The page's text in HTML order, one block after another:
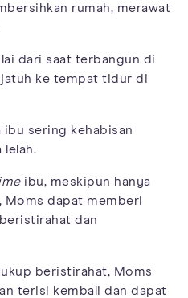
rumah, merawat
dari saat terbangun di
ke tempat tidur di
ibu sering kehabisan
lelah.
ibu, meskipun hanya
Moms dapat memberi
dan
beristirahat, Moms
terisi kembali dan dapat